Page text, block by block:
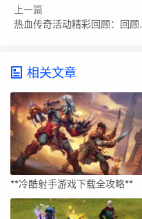
上一篇
热血传奇活动精彩回顾：回顾精彩瞬间！
相关文章
**冷酷射手游戏下载全攻略**